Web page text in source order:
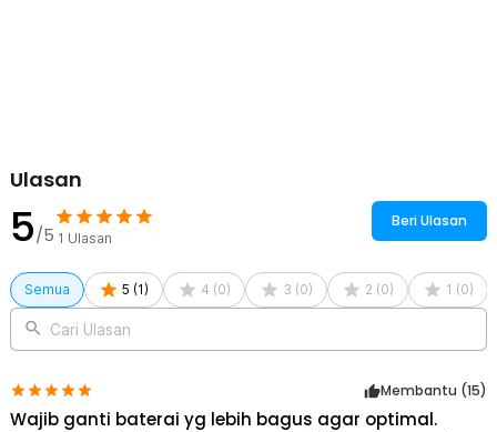
Ulasan
5/5 1 Ulasan
Beri Ulasan
Semua 5 (1 ) 4 (0) 3 (0) 2 (0) 1 (0)
Cari Ulasan
Membantu (15)
Wajib ganti baterai yg lebih bagus agar optimal.